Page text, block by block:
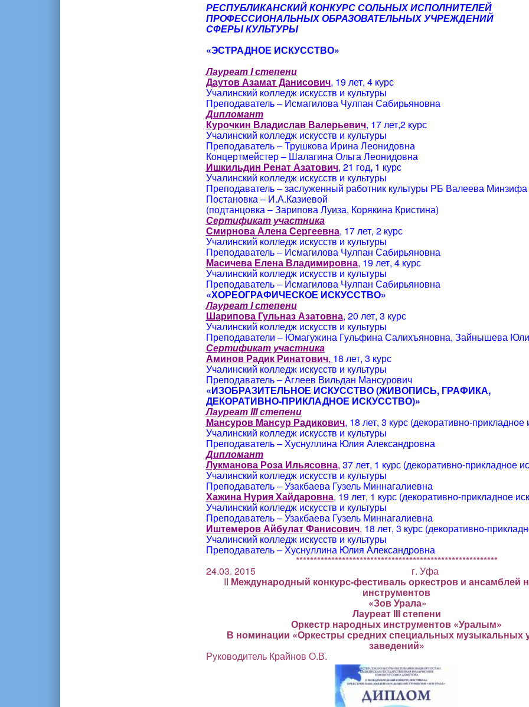
РЕСПУБЛИКАНСКИЙ КОНКУРС СОЛЬНЫХ ИСПОЛНИТЕЛЕЙ
ПРОФЕССИОНАЛЬНЫХ ОБРАЗОВАТЕЛЬНЫХ УЧРЕЖДЕНИЙ
СФЕРЫ КУЛЬТУРЫ
«ЭСТРАДНОЕ ИСКУССТВО»
Лауреат I степени
Даутов Азамат Данисович, 19 лет, 4 курс
Учалинский колледж искусств и культуры
Преподаватель – Исмагилова Чулпан Сабирьяновна
Дипломант
Курочкин Владислав Валерьевич, 17 лет,2 курс
Учалинский колледж искусств и культуры
Преподаватель – Трушкова Ирина Леонидовна
Концертмейстер – Шалагина Ольга Леонидовна
Ишкильдин Ренат Азатович, 21 год, 1 курс
Учалинский колледж искусств и культуры
Преподаватель – заслуженный работник культуры РБ Валеева
Постановка – И.А.Казиевой
(подтанцовка – Зарипова Луиза, Корякина Кристина)
Сертификат участника
Смирнова Алена Сергеевна, 17 лет, 2 курс
Учалинский колледж искусств и культуры
Преподаватель – Исмагилова Чулпан Сабирьяновна
Масичева Елена Владимировна, 19 лет, 4 курс
Учалинский колледж искусств и культуры
Преподаватель – Исмагилова Чулпан Сабирьяновна
«ХОРЕОГРАФИЧЕСКОЕ ИСКУССТВО»
Лауреат I степени
Шарипова Гульназ Азатовна, 20 лет, 3 курс
Учалинский колледж искусств и культуры
Преподаватели – Юмагужина Гульфина Салихъяновна, Зайнышева
Сертификат участника
Аминов Радик Ринатович, 18 лет, 3 курс
Учалинский колледж искусств и культуры
Преподаватель – Аглеев Вильдан Мансурович
«ИЗОБРАЗИТЕЛЬНОЕ ИСКУССТВО (ЖИВОПИСЬ, ГРАФИКА,
ДЕКОРАТИВНО-ПРИКЛАДНОЕ ИСКУССТВО)»
Лауреат III степени
Мансуров Мансур Радикович, 18 лет, 3 курс (декоративно-прикладное
Учалинский колледж искусств и культуры
Преподаватель – Хуснуллина Юлия Александровна
Дипломант
Лукманова Роза Ильясовна, 37 лет, 1 курс (декоративно-прикладное
Учалинский колледж искусств и культуры
Преподаватель – Узакбаева Гузель Миннагалиевна
Хажина Нурия Хайдаровна, 19 лет, 1 курс (декоративно-прикладное
Учалинский колледж искусств и культуры
Преподаватель – Узакбаева Гузель Миннагалиевна
Иштемеров Айбулат Фанисович, 18 лет, 3 курс (декоративно-
Учалинский колледж искусств и культуры
Преподаватель – Хуснуллина Юлия Александровна
*********************************************************
24.03. 2015 г. Уфа
II Международный конкурс-фестиваль оркестров и ансамблей
инструментов
«Зов Урала»
Лауреат III степени
Оркестр народных инструментов «Уралым»
В номинации «Оркестры средних специальных музыкальных
заведений»
Руководитель Крайнов О.В.